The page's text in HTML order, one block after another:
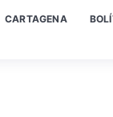
CARTAGENA